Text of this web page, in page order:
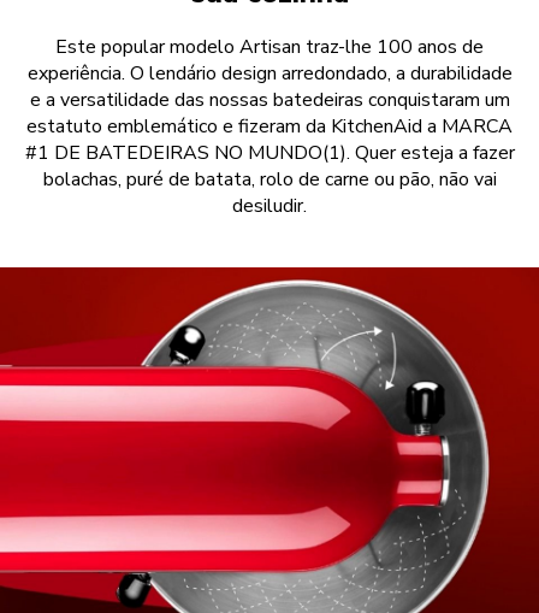
Este popular modelo Artisan traz-lhe 100 anos de
experiência. O lendário design arredondado, a durabilidade
e a versatilidade das nossas batedeiras conquistaram um
estatuto emblemático e fizeram da KitchenAid a MARCA
#1 DE BATEDEIRAS NO MUNDO(1). Quer esteja a fazer
bolachas, puré de batata, rolo de carne ou pão, não vai
desiludir.